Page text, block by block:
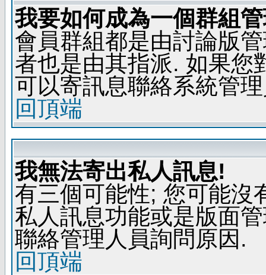
我要如何成為一個群組
會員群組都是由討論版
者也是由其指派. 如果您
可以寄訊息聯絡系統管
回頂端
我無法寄出私人訊息!
有三個可能性; 您可能沒
私人訊息功能或是版面
聯絡管理人員詢問原因.
回頂端